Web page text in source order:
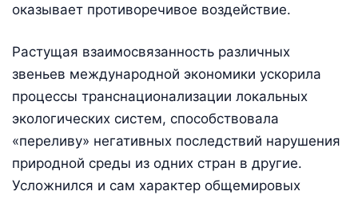
оказывает противоречивое воздействие.
Растущая взаимосвязанность различных
звеньев международной экономики ускорила
процессы транснационализации локальных
экологических систем, способствовала
«переливу» негативных последствий нарушения
природной среды из одних стран в другие.
Усложнился и сам характер общемировых